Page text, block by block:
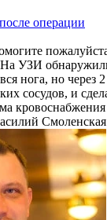
операции
УЗИ
нога, но через
сосудов, и
Смоленская